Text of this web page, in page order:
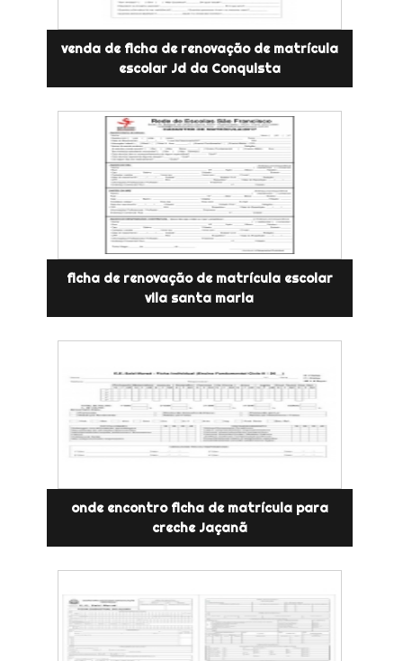
venda de ficha de renovação de matrícula
escolar Jd da Conquista
ficha de renovação de matrícula escolar
vila santa maria
onde encontro ficha de matrícula para
creche Jaçanã